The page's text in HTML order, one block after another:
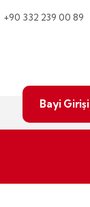
+90 332 239 00 89
Bayi Girişi